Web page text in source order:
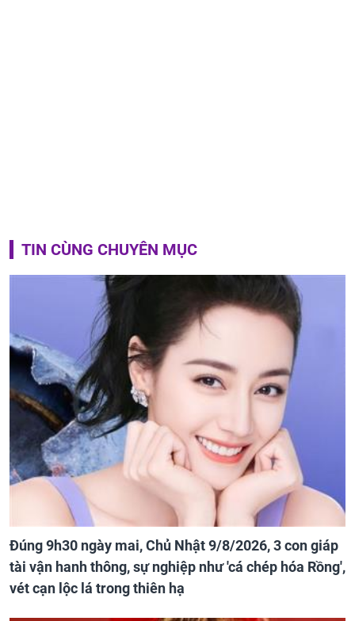
TIN CÙNG CHUYÊN MỤC
Đúng 9h30 ngày mai, Chủ Nhật 9/8/2026, 3 con giáp
tài vận hanh thông, sự nghiệp như 'cá chép hóa Rồng',
vét cạn lộc lá trong thiên hạ